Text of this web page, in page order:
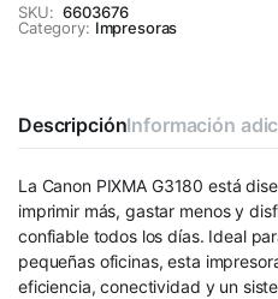
SKU: 6603676
Category: Impresoras
DescripciónInformación
La Canon PIXMA G3180 está
imprimir más, gastar menos y
confiable todos los días. Ideal
pequeñas oficinas, esta
eficiencia, conectividad y un